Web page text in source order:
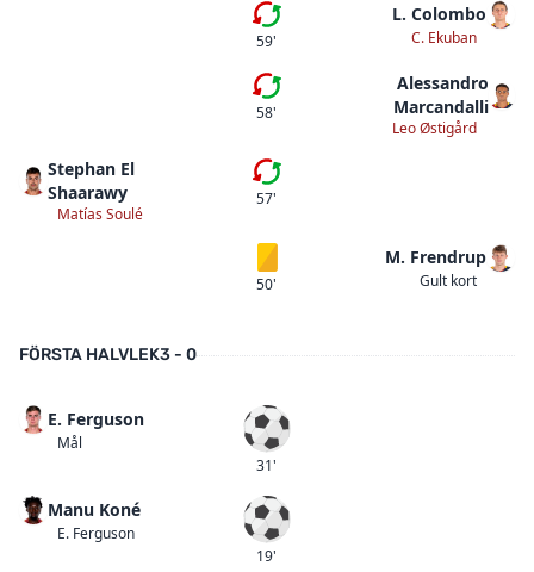
Andra bytet
59'
L. Colombo
C. Ekuban
Första bytet
58'
Alessandro
Marcandalli
Leo Østigård
Stephan El
Shaarawy
Matías Soulé
Första bytet
57'
Gult kort
50'
M. Frendrup
Gult kort
FÖRSTA HALVLEK3 - 0
E. Ferguson
Mål Mål
31'
Manu Koné
E. Ferguson Mål
19'